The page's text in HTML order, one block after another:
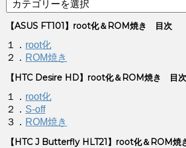
【ASUS FT101】root化＆ROM焼き 目次
１． root化
２． ROM焼き
【HTC Desire HD】root化＆ROM焼き 目次
１． root化
２． S-off
３． ROM焼き
【HTC J Butterfly HLT21】root化＆ROM